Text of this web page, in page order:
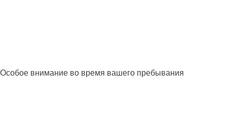
Особое внимание во время вашего пребывания